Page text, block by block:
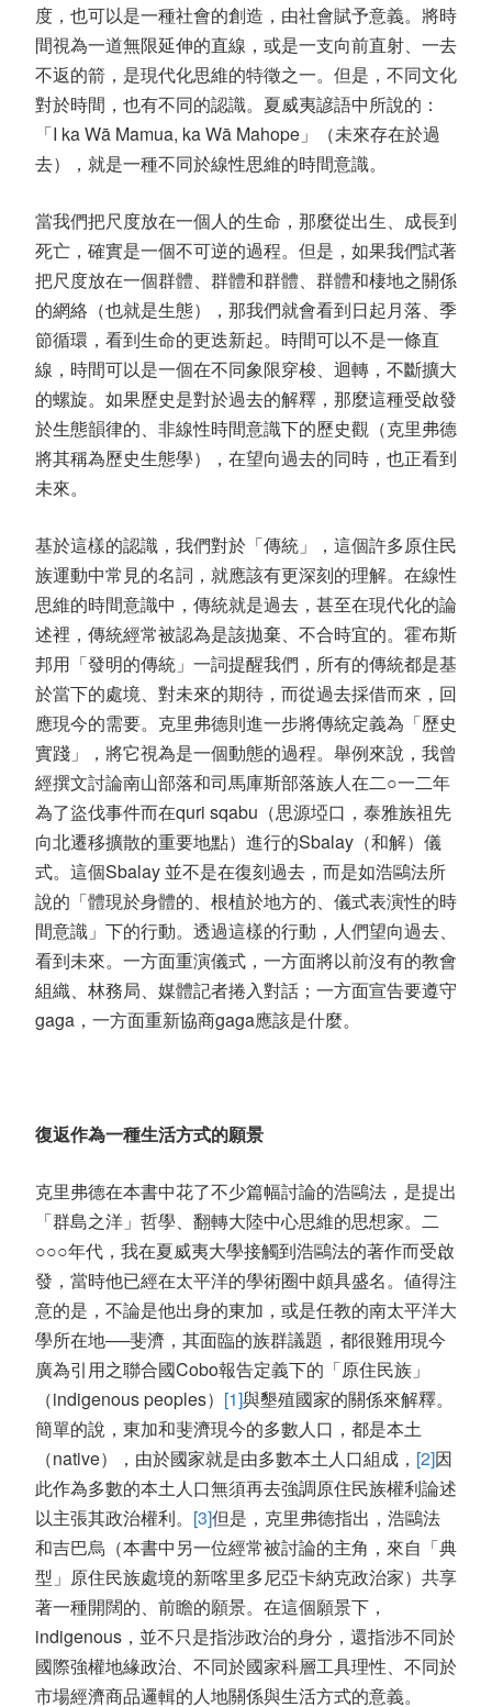
度，也可以是一種社會的創造，由社會賦予意義。將時
間視為一道無限延伸的直線，或是一支向前直射、一去
不返的箭，是現代化思維的特徵之一。但是，不同文化
對於時間，也有不同的認識。夏威夷諺語中所說的：
「I ka Wā Mamua, ka Wā Mahope 」（未來存在於過
去），就是一種不同於線性思維的時間意識。
當我們把尺度放在一個人的生命，那麼從出生、成長到
死亡，確實是一個不可逆的過程。但是，如果我們試著
把尺度放在一個群體、群體和群體、群體和棲地之關係
的網絡（也就是生態），那我們就會看到日起月落、季
節循環，看到生命的更迭新起。時間可以不是一條直
線，時間可以是一個在不同象限穿梭、迴轉，不斷擴大
的螺旋。如果歷史是對於過去的解釋，那麼這種受啟發
於生態韻律的、非線性時間意識下的歷史觀（克里弗德
將其稱為歷史生態學），在望向過去的同時，也正看到
未來。
基於這樣的認識，我們對於「傳統」，這個許多原住民
族運動中常見的名詞，就應該有更深刻的理解。在線性
思維的時間意識中，傳統就是過去，甚至在現代化的論
述裡，傳統經常被認為是該拋棄、不合時宜的。霍布斯
邦用「發明的傳統」一詞提醒我們，所有的傳統都是基
於當下的處境、對未來的期待，而從過去採借而來，回
應現今的需要。克里弗德則進一步將傳統定義為「歷史
實踐」，將它視為是一個動態的過程。舉例來說，我曾
經撰文討論南山部落和司馬庫斯部落族人在二○一二年
為了盜伐事件而在quri sqabu （思源埡口，泰雅族祖先
向北遷移擴散的重要地點）進行的Sbalay （和解）儀
式。這個Sbalay 並不是在復刻過去，而是如浩鷗法所
說的「體現於身體的、根植於地方的、儀式表演性的時
間意識」下的行動。透過這樣的行動，人們望向過去、
看到未來。一方面重演儀式，一方面將以前沒有的教會
組織、林務局、媒體記者捲入對話；一方面宣告要遵守
gaga ，一方面重新協商gaga應該是什麼。
復返作為一種生活方式的願景
克里弗德在本書中花了不少篇幅討論的浩鷗法，是提出
「群島之洋」哲學、翻轉大陸中心思維的思想家。二
○○○年代，我在夏威夷大學接觸到浩鷗法的著作而受啟
發，當時他已經在太平洋的學術圈中頗具盛名。値得注
意的是，不論是他出身的東加，或是任教的南太平洋大
學所在地──斐濟，其面臨的族群議題，都很難用現今
廣為引用之聯合國Cobo報告定義下的「原住民族」
（indigenous peoples） [1]與墾殖國家的關係來解釋。
簡單的說，東加和斐濟現今的多數人口，都是本土
（native），由於國家就是由多數本土人口組成， [2]因
此作為多數的本土人口無須再去強調原住民族權利論述
以主張其政治權利。 [3]但是，克里弗德指出，浩鷗法
和吉巴烏（本書中另一位經常被討論的主角，來自「典
型」原住民族處境的新喀里多尼亞卡納克政治家）共享
著一種開闊的、前瞻的願景。在這個願景下，
indigenous ，並不只是指涉政治的身分，還指涉不同於
國際強權地緣政治、不同於國家科層工具理性、不同於
市場經濟商品邏輯的人地關係與生活方式的意義。